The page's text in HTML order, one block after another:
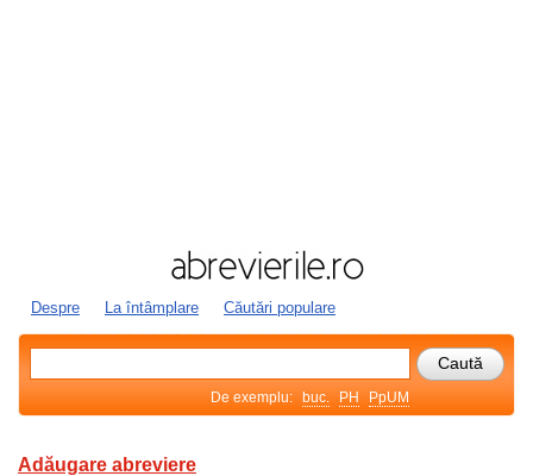
Despre La întâmplare Căutări populare
De exemplu: buc. PH PpUM
Adăugare abreviere